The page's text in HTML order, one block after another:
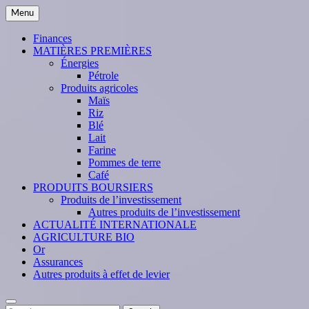
Skip
to
content
Menu
Finances
MATIÈRES PREMIÈRES
Énergies
Pétrole
Produits agricoles
Maïs
Riz
Blé
Lait
Farine
Pommes de terre
Café
PRODUITS BOURSIERS
Produits de l’investissement
Autres produits de l’investissement
ACTUALITÉ INTERNATIONALE
AGRICULTURE BIO
Or
Assurances
Autres produits à effet de levier
Search